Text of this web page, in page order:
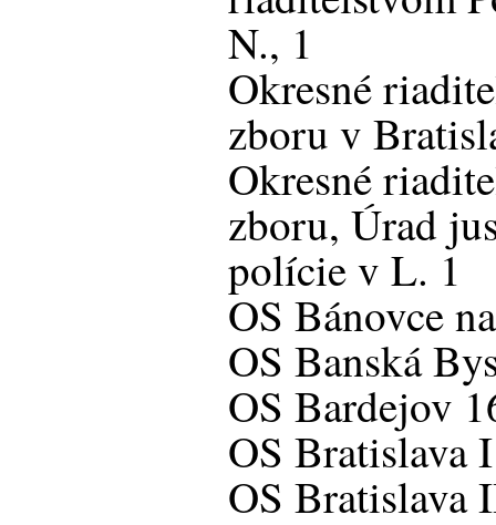
N., 1
Okresné
zboru v
Okresné
zboru, Úrad
polície v L. 1
OS Bánovce
OS Banská
OS Bardejov
OS Bratislava
OS Bratislava